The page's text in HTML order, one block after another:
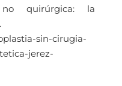
no quirúrgica: la